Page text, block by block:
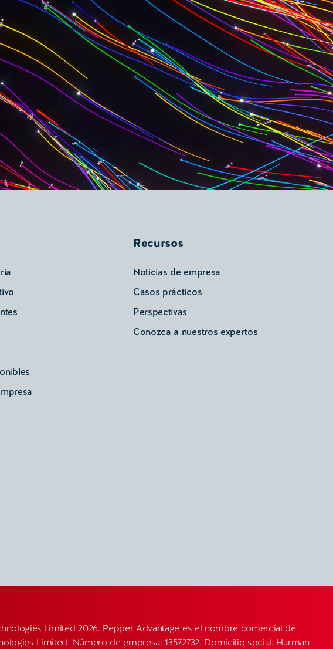
Recursos
Noticias de empresa
Casos prácticos
Perspectivas
Conozca a nuestros expertos
Limited 2026. Pepper Advantage es el nombre comercial de
Limited. Número de empresa: 13572732. Domicilio social: Harman